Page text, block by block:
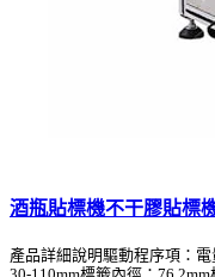
酒瓶貼標機不干膠貼標
產品詳細說明驅動程序項：電